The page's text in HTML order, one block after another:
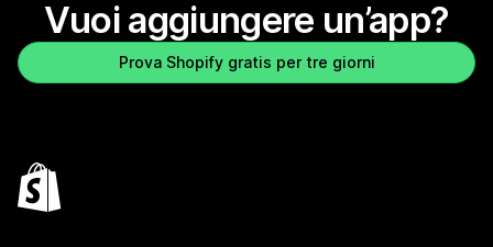
Vuoi aggiungere un’app?
Prova Shopify gratis per tre giorni